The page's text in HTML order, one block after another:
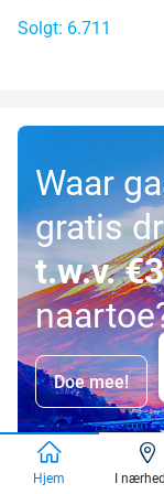
Solgt: 6.711
Waar
gratis
t.w.v.
Doe mee!
Hjem I